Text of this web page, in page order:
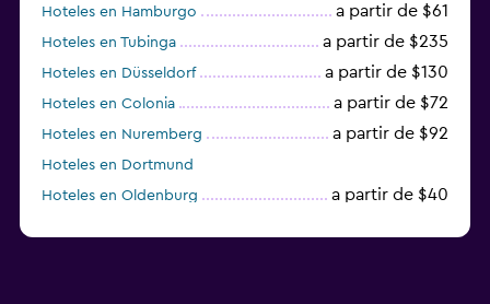
Hoteles en Hamburgo a partir de $61
Hoteles en Tubinga a partir de $235
Hoteles en Düsseldorf a partir de $130
Hoteles en Colonia a partir de $72
Hoteles en Nuremberg a partir de $92
Hoteles en Dortmund
Hoteles en Oldenburg
a partir de $40